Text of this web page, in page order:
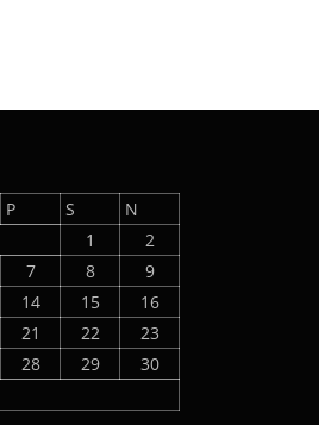
P S
N
1
2
7 8
9
14 15
16
21 22
23
28 29
30